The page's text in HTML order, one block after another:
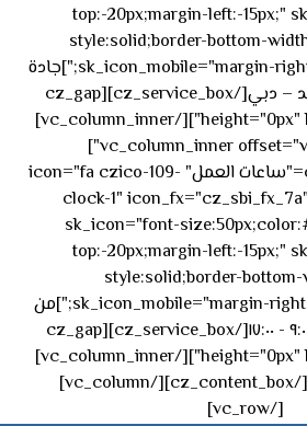
top:-20px;margin-left:-15px;"
style:solid;border-bottom-
sk_icon_mobile="margin-right:0px;margin-left:0px;"]جادة
الشيخ محمد بن راشد – دبي[/cz_service_box][cz_gap
height="0px" height_tablet="50px"][/vc_column_inner]
[vc_column_inner offset="vc_col-md-4"]
[cz_service_box title="ساعات العمل" icon="fa czico-109-
clock-1"
sk_icon="font-
top:-20px;margin-left:-15px;"
style:solid;border-
sk_icon_mobile="margin-right:0px;margin-left:0px;"]من
الاثنين إلى الجمعة ٩:٠٠ - ١٧:٠٠[/cz_service_box][cz_gap
height="0px" height_tablet="50px"][/vc_column_inner]
[/vc_row_inner][/cz_content_box][/vc_column]
[/vc_row]